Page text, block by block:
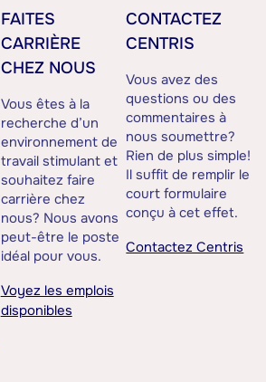
FAITES
CARRIÈRE
CHEZ NOUS
Vous êtes à la
recherche d’un
environnement de
travail stimulant et
souhaitez faire
carrière chez
nous? Nous avons
peut-être le poste
idéal pour vous.
Voyez les emplois
disponibles
CONTACTEZ
CENTRIS
Vous avez des
questions ou des
commentaires à
nous soumettre?
Rien de plus simple!
Il suffit de remplir le
court formulaire
conçu à cet effet.
Contactez Centris